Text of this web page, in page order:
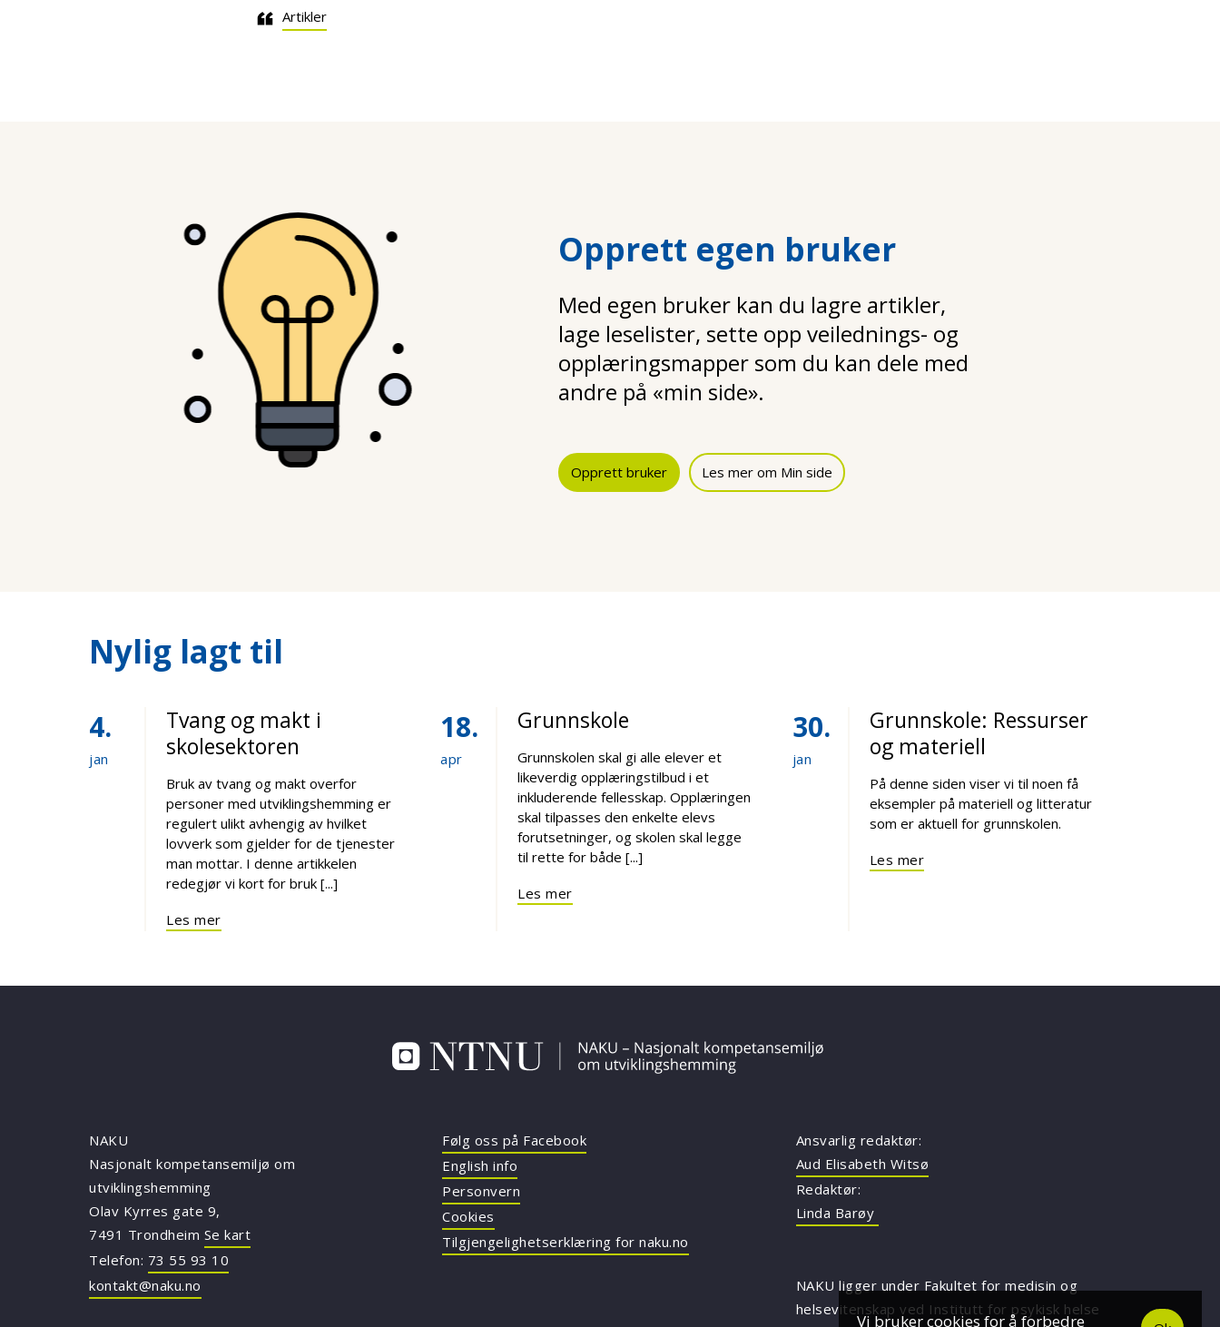
Artikler
Opprett egen bruker
Med egen bruker kan du lagre artikler,
lage leselister, sette opp veilednings- og
opplæringsmapper som du kan dele med
andre på «min side».
Opprett bruker Les mer om Min side
Nylig lagt til
4
jan
Tvang og makt i
skolesektoren
Bruk av tvang og makt overfor
personer med utviklingshemming er
regulert ulikt avhengig av hvilket
lovverk som gjelder for de tjenester
man mottar. I denne artikkelen
redegjør vi kort for bruk [...]
Les mer
18
apr
Grunnskole
Grunnskolen skal gi alle elever et
likeverdig opplæringstilbud i et
inkluderende fellesskap. Opplæringen
skal tilpasses den enkelte elevs
forutsetninger, og skolen skal legge
til rette for både [...]
Les mer
30
jan
Grunnskole: Ressurser
og materiell
På denne siden viser vi til noen få
eksempler på materiell og litteratur
som er aktuell for grunnskolen.
Les mer
NAKU
Nasjonalt kompetansemiljø om
utviklingshemming
Olav Kyrres gate 9,
7491 Trondheim Se kart
Telefon: 73 55 93 10
kontakt@naku.no
Følg oss på Facebook
English info
Personvern
Cookies
Tilgjengelighetserklæring for naku.no
Ansvarlig redaktør:
Aud Elisabeth Witsø
Redaktør:
Linda Barøy
NAKU ligger under Fakultet for medisin og
helsevitenskap ved Institutt for psykisk helse
Vi bruker cookies for å forbedre